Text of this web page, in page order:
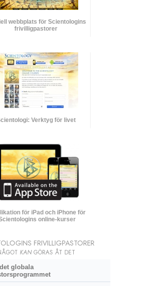
webbplats för Scientologins
frivilligpastorer
Verktyg för livet
för iPad och iPhone för
online-kurser
FRIVILLIGPASTORER
KAN GÖRAS ÅT DET
globala